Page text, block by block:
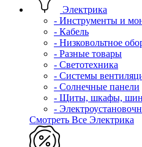
Электрика
- Инструменты и
- Кабель
- Низковольтное
- Разные товары
- Светотехника
- Системы
- Солнечные панели
- Щиты, шкафы,
-
Смотреть Все Электрика